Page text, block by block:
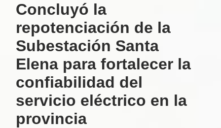
Concluyó la
repotenciación de la
Subestación Santa
Elena para fortalecer la
confiabilidad del
servicio eléctrico en la
provincia